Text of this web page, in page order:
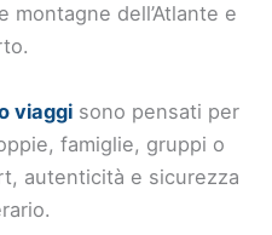
montagne dell’Atlante e
viaggi sono pensati per
famiglie, gruppi o
autenticità e sicurezza